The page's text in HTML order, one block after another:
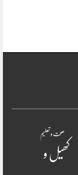
صحت و تعلیم
کھیل و